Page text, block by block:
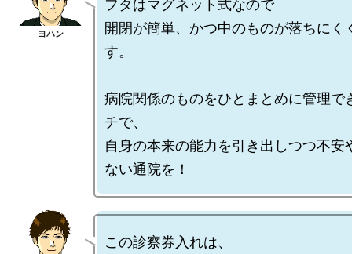
フタはマグネット式なので
開閉が簡単、かつ中のものが落ちにく
す。
病院関係のものをひとまとめに管理で
チで、
自身の本来の能力を引き出しつつ不安
この診察券入れは、